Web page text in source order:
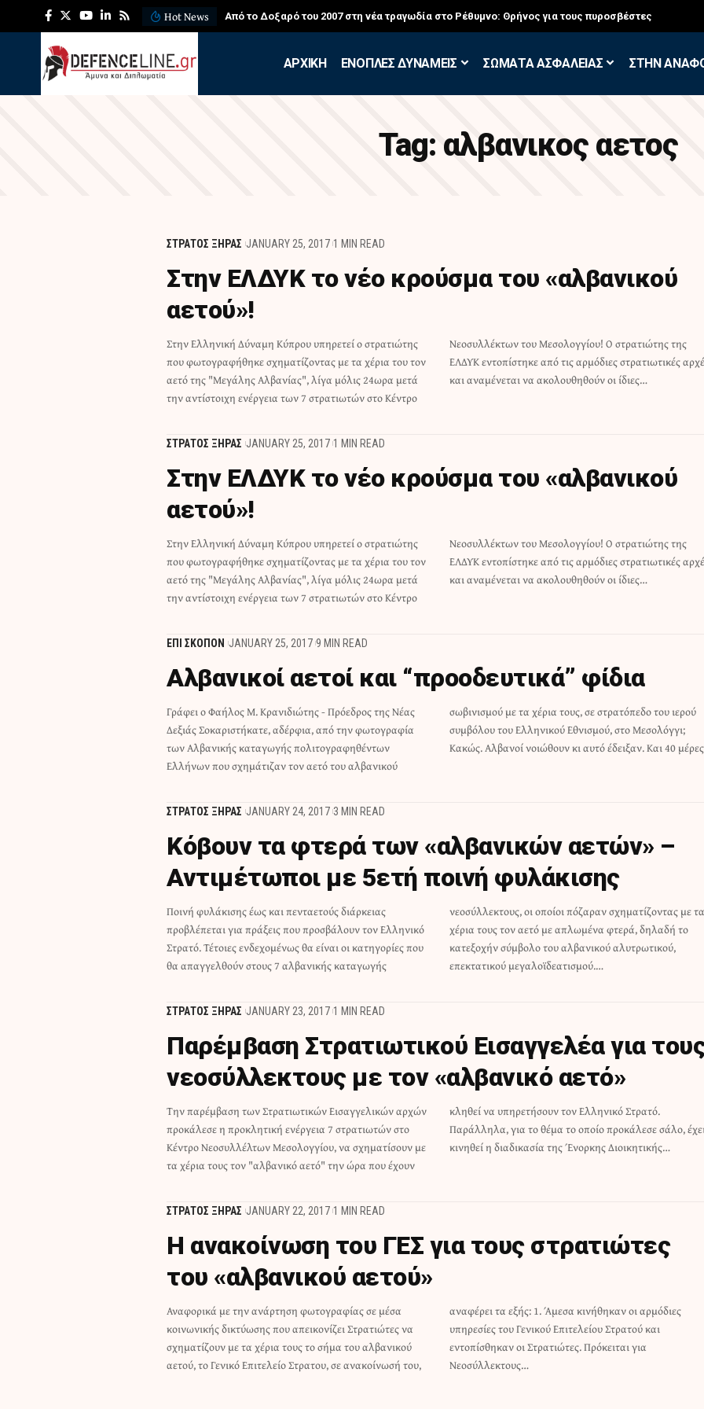
Hot News
για τους πυροσβέστες ΛΕΦΕΔ: Η εντυπωσιακή άσκηση των Εθελοντών Εφέδρων στον Έβρο
APXIKH ΕΝΟΠΛΕΣ ΔΥΝΑΜΕΙΣ ΣΩΜΑΤΑ ΑΣΦΑΛΕΙΑΣ ΣΤΗΝ
Tag: αλβανικος αετος
ΣΤΡΑΤΟΣ ΞΗΡΑΣ JANUARY 25, 2017 1 MIN READ
Στην ΕΛΔΥΚ το νέο κρούσμα του «αλβανικού
αετού»!
Στην Ελληνική Δύναμη Κύπρου υπηρετεί ο στρατιώτης
που φωτογραφήθηκε σχηματίζοντας με τα χέρια του τον
αετό της "Μεγάλης Αλβανίας", λίγα μόλις 24ωρα μετά
την αντίστοιχη ενέργεια των 7 στρατιωτών στο Κέντρο
Νεοσυλλέκτων του Μεσολογγίου! Ο στρατιώτης της
ΕΛΔΥΚ εντοπίστηκε από τις αρμόδιες στρατιωτικές αρχές
και αναμένεται να ακολουθηθούν οι ίδιες…
ΣΤΡΑΤΟΣ ΞΗΡΑΣ JANUARY 25, 2017 1 MIN READ
Στην ΕΛΔΥΚ το νέο κρούσμα του «αλβανικού
αετού»!
Στην Ελληνική Δύναμη Κύπρου υπηρετεί ο στρατιώτης
που φωτογραφήθηκε σχηματίζοντας με τα χέρια του τον
αετό της "Μεγάλης Αλβανίας", λίγα μόλις 24ωρα μετά
την αντίστοιχη ενέργεια των 7 στρατιωτών στο Κέντρο
Νεοσυλλέκτων του Μεσολογγίου! Ο στρατιώτης της
ΕΛΔΥΚ εντοπίστηκε από τις αρμόδιες στρατιωτικές αρχές
και αναμένεται να ακολουθηθούν οι ίδιες…
ΕΠΙ ΣΚΟΠΟΝ JANUARY 25, 2017 9 MIN READ
Αλβανικοί αετοί και “προοδευτικά” φίδια
Γράφει ο Φαήλος Μ. Κρανιδιώτης - Πρόεδρος της Νέας
Δεξιάς Σοκαριστήκατε, αδέρφια, από την φωτογραφία
των Αλβανικής καταγωγής πολιτογραφηθέντων
Ελλήνων που σχημάτιζαν τον αετό του αλβανικού
σωβινισμού με τα χέρια τους, σε στρατόπεδο του ιερού
συμβόλου του Ελληνικού Εθνισμού, στο Μεσολόγγι;
Κακώς. Αλβανοί νοιώθουν κι αυτό έδειξαν. Και 40
ΣΤΡΑΤΟΣ ΞΗΡΑΣ JANUARY 24, 2017 3 MIN READ
Κόβουν τα φτερά των «αλβανικών αετών» –
Αντιμέτωποι με 5ετή ποινή φυλάκισης
Ποινή φυλάκισης έως και πενταετούς διάρκειας
προβλέπεται για πράξεις που προσβάλουν τον Ελληνικό
Στρατό. Τέτοιες ενδεχομένως θα είναι οι κατηγορίες που
θα απαγγελθούν στους 7 αλβανικής καταγωγής
νεοσύλλεκτους, οι οποίοι πόζαραν σχηματίζοντας με τα
χέρια τους τον αετό με απλωμένα φτερά, δηλαδή το
κατεξοχήν σύμβολο του αλβανικού αλυτρωτικού,
επεκτατικού μεγαλοϊδεατισμού.…
ΣΤΡΑΤΟΣ ΞΗΡΑΣ JANUARY 23, 2017 1 MIN READ
Παρέμβαση Στρατιωτικού Εισαγγελέα για
νεοσύλλεκτους με τον «αλβανικό αετό»
Την παρέμβαση των Στρατιωτικών Εισαγγελικών αρχών
προκάλεσε η προκλητική ενέργεια 7 στρατιωτών στο
Κέντρο Νεοσυλλέλτων Μεσολογγίου, να σχηματίσουν με
τα χέρια τους τον "αλβανικό αετό" την ώρα που έχουν
κληθεί να υπηρετήσουν τον Ελληνικό Στρατό.
Παράλληλα, για το θέμα το οποίο προκάλεσε σάλο, έχει
κινηθεί η διαδικασία της Ένορκης Διοικητικής…
ΣΤΡΑΤΟΣ ΞΗΡΑΣ JANUARY 22, 2017 1 MIN READ
Η ανακοίνωση του ΓΕΣ για τους στρατιώτες
του «αλβανικού αετού»
Αναφορικά με την ανάρτηση φωτογραφίας σε μέσα
κοινωνικής δικτύωσης που απεικονίζει Στρατιώτες να
σχηματίζουν με τα χέρια τους το σήμα του αλβανικού
αετού, το Γενικό Επιτελείο Στρατου, σε ανακοίνωσή του,
αναφέρει τα εξής: 1. Άμεσα κινήθηκαν οι αρμόδιες
υπηρεσίες του Γενικού Επιτελείου Στρατού και
εντοπίσθηκαν οι Στρατιώτες. Πρόκειται για
Νεοσύλλεκτους…